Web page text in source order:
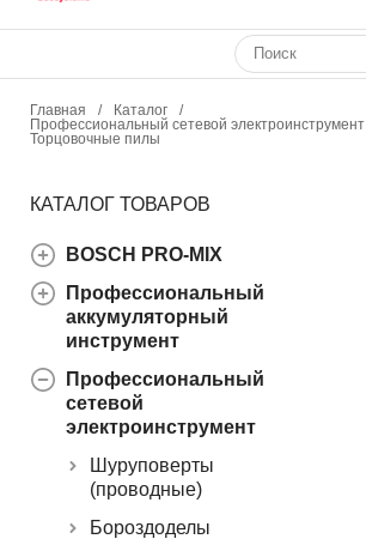
Главная / Каталог
/
Профессиональный сетевой электроинструмент
Торцовочные пилы
КАТАЛОГ ТОВАРОВ
BOSCH PRO-MIX
Профессиональный
аккумуляторный
инструмент
Профессиональный
сетевой
электроинструмент
Шуруповерты
(проводные)
Бороздоделы